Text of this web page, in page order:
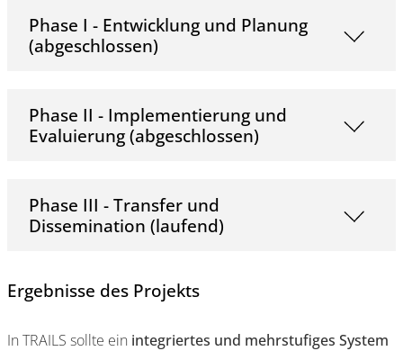
Phase I - Entwicklung und Planung
(abgeschlossen)
Phase II - Implementierung und
Evaluierung (abgeschlossen)
Phase III - Transfer und
Dissemination (laufend)
Ergebnisse des Projekts
In TRAILS sollte ein integriertes und mehrstufiges System